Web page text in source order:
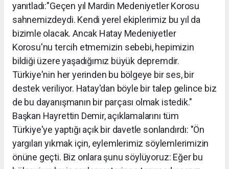
yanıtladı:"Geçen yıl Mardin Medeniyetler Korosu
sahnemizdeydi. Kendi yerel ekiplerimiz bu yıl da
bizimle olacak. Ancak Hatay Medeniyetler
Korosu'nu tercih etmemizin sebebi, hepimizin
bildiği üzere yaşadığımız büyük depremdir.
Türkiye'nin her yerinden bu bölgeye bir ses, bir
destek veriliyor. Hatay'dan böyle bir talep gelince biz
de bu dayanışmanın bir parçası olmak istedik."
Başkan Hayrettin Demir, açıklamalarını tüm
Türkiye'ye yaptığı açık bir davetle sonlandırdı: "Ön
yargıları yıkmak için, eylemlerimiz söylemlerimizin
önüne geçti. Biz onlara şunu söylüyoruz: Eğer bu